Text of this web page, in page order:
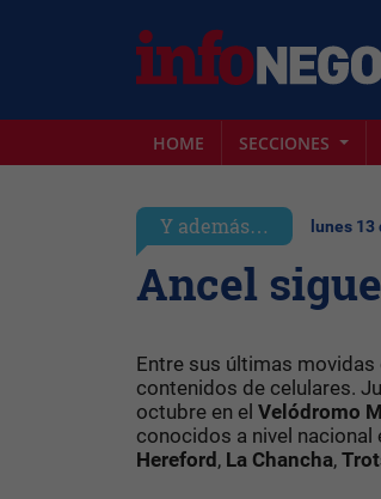
HOME SECCIONES
Y además… lunes
Ancel
Entre sus últimas
contenidos de celulares.
octubre en el Velódromo
conocidos a nivel nacional
Hereford , La Chancha,